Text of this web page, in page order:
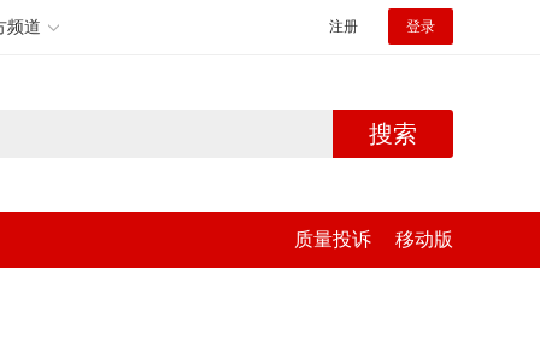
频道 注册 登录
搜索
质量投诉 移动版